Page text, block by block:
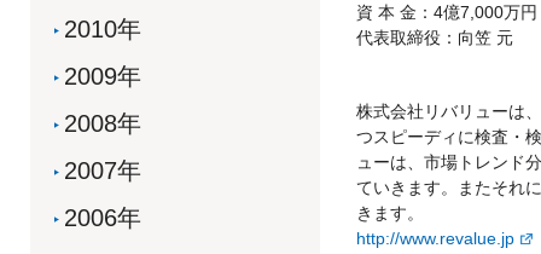
資 本 金：4億7,000万円
代表取締役：向笠 元
株式会社リバリューは
つスピーディに検査・
ューは、市場トレンド
ていきます。またそれ
きます。
http://www.revalue.jp
2010年
2009年
2008年
2007年
2006年